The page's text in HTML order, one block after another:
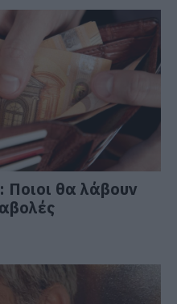
Ποιοι θα λάβουν